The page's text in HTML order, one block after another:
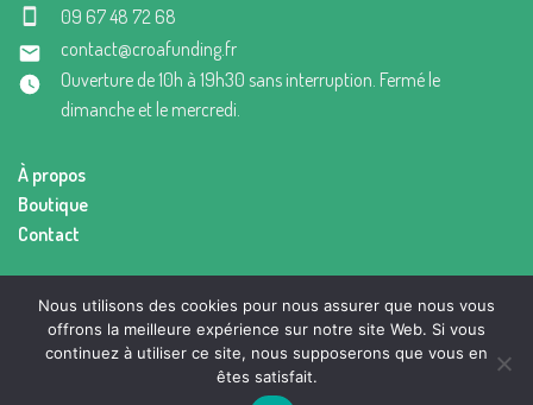
09 67 48 72 68
contact@croafunding.fr
Ouverture de 10h à 19h30 sans interruption. Fermé le
dimanche et le mercredi.
À propos
Boutique
Contact
Mentions légales
Conditions générales de vente
Nous utilisons des cookies pour nous assurer que nous vous
offrons la meilleure expérience sur notre site Web. Si vous
continuez à utiliser ce site, nous supposerons que vous en
êtes satisfait.